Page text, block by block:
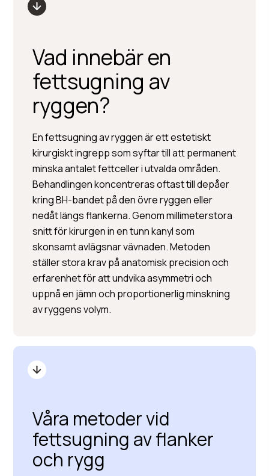
Vad innebär en
fettsugning av
ryggen?
En fettsugning av ryggen är ett estetiskt
kirurgiskt ingrepp som syftar till att permanent
minska antalet fettceller i utvalda områden.
Behandlingen koncentreras oftast till depåer
kring BH-bandet på den övre ryggen eller
nedåt längs flankerna. Genom millimeterstora
snitt för kirurgen in en tunn kanyl som
skonsamt avlägsnar vävnaden. Metoden
ställer stora krav på anatomisk precision och
erfarenhet för att undvika asymmetri och
uppnå en jämn och proportionerlig minskning
av ryggens volym.
Våra metoder vid
fettsugning av flanker
och rygg